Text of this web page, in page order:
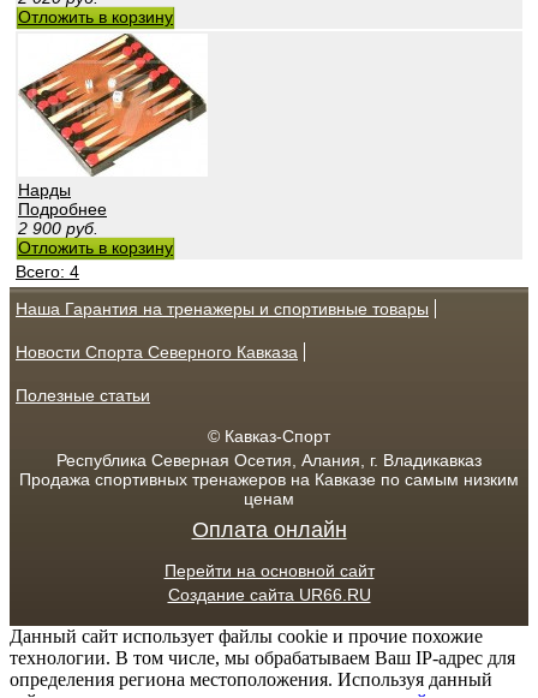
Отложить в корзину
Нарды
Подробнее
2 900 руб.
Отложить в корзину
Всего: 4
Наша Гарантия на тренажеры и спортивные товары
Новости Спорта Северного Кавказа
Полезные статьи
© Кавказ-Спорт
Республика Северная Осетия, Алания, г. Владикавказ
Продажа спортивных тренажеров на Кавказе по самым низким
ценам
Оплата онлайн
Перейти на основной сайт
Создание сайта UR66.RU
Данный сайт использует файлы cookie и прочие похожие
технологии. В том числе, мы обрабатываем Ваш IP-адрес для
определения региона местоположения. Используя данный